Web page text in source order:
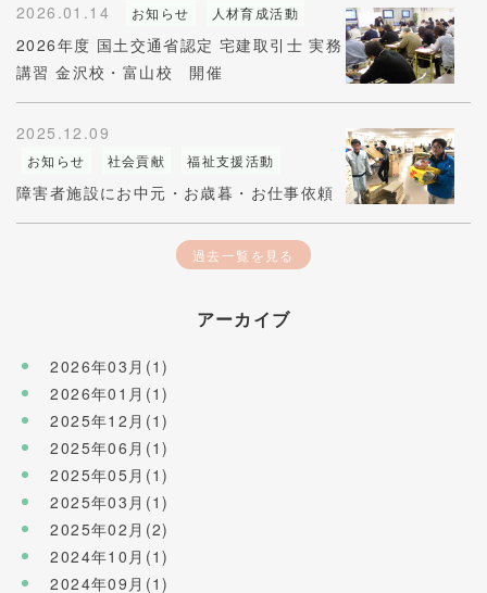
2026.01.14 お知らせ 人材育成活動
2026年度 国土交通省認定 宅建取引士 実務
講習 金沢校・富山校 開催
2025.12.09
お知らせ 社会貢献 福祉支援活動
障害者施設にお中元・お歳暮・お仕事依頼
過去一覧を見る
アーカイブ
2026年03月(1)
2026年01月(1)
2025年12月(1)
2025年06月(1)
2025年05月(1)
2025年03月(1)
2025年02月(2)
2024年10月(1)
2024年09月(1)